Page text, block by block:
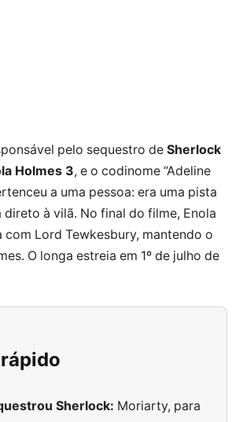
pelo sequestro de Sherlock
Holmes 3, e o codinome “Adeline
a uma pessoa: era uma pista
direto à vilã. No final do filme, Enola
com Lord Tewkesbury, mantendo o
O longa estreia em 1º de julho de
Sherlock: Moriarty, para